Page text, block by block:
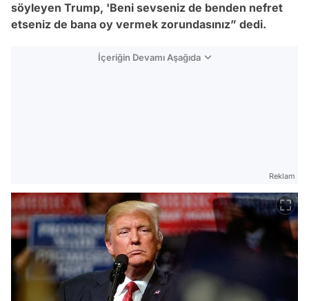
söyleyen Trump, 'Beni sevseniz de benden nefret
etseniz de bana oy vermek zorundasınız” dedi.
İçeriğin Devamı Aşağıda
Reklam